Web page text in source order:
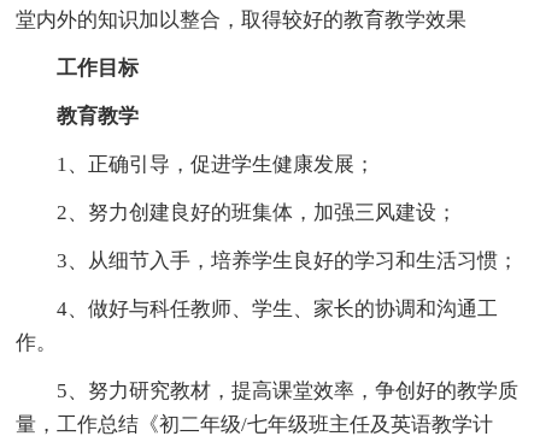
堂内外的知识加以整合，取得较好的教育教学效果
工作目标
教育教学
1、正确引导，促进学生健康发展；
2、努力创建良好的班集体，加强三风建设；
3、从细节入手，培养学生良好的学习和生活习惯；
4、做好与科任教师、学生、家长的协调和沟通工
作。
5、努力研究教材，提高课堂效率，争创好的教学质
量，工作总结《初二年级/七年级班主任及英语教学计